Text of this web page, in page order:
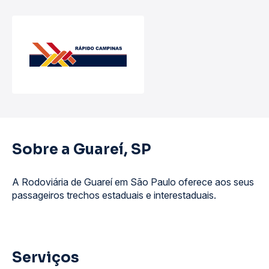
Sobre a Guareí, SP
A Rodoviária de Guareí em São Paulo oferece aos seus
passageiros trechos estaduais e interestaduais.
Serviços